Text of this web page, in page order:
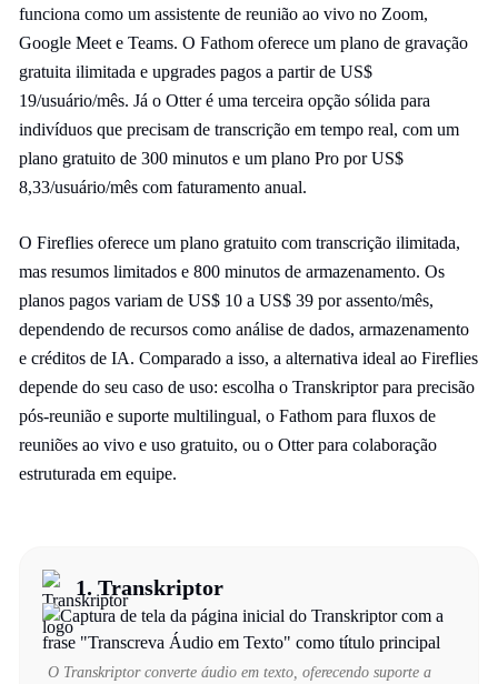
funciona como um assistente de reunião ao vivo no Zoom,
Google Meet e Teams. O Fathom oferece um plano de gravação
gratuita ilimitada e upgrades pagos a partir de US$
19/usuário/mês. Já o Otter é uma terceira opção sólida para
indivíduos que precisam de transcrição em tempo real, com um
plano gratuito de 300 minutos e um plano Pro por US$
8,33/usuário/mês com faturamento anual.
O Fireflies oferece um plano gratuito com transcrição ilimitada,
mas resumos limitados e 800 minutos de armazenamento. Os
planos pagos variam de US$ 10 a US$ 39 por assento/mês,
dependendo de recursos como análise de dados, armazenamento
e créditos de IA. Comparado a isso, a alternativa ideal ao Fireflies
depende do seu caso de uso: escolha o Transkriptor para precisão
pós-reunião e suporte multilingual, o Fathom para fluxos de
reuniões ao vivo e uso gratuito, ou o Otter para colaboração
estruturada em equipe.
1. Transkriptor
O Transkriptor converte áudio em texto, oferecendo suporte a